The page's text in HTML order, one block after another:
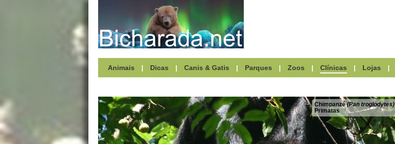
Animais | Dicas | Canis & Gatis | Parques | Zoos | Clínicas | Lojas |
Chimpanzé(Pan troglodytes)
Primatas